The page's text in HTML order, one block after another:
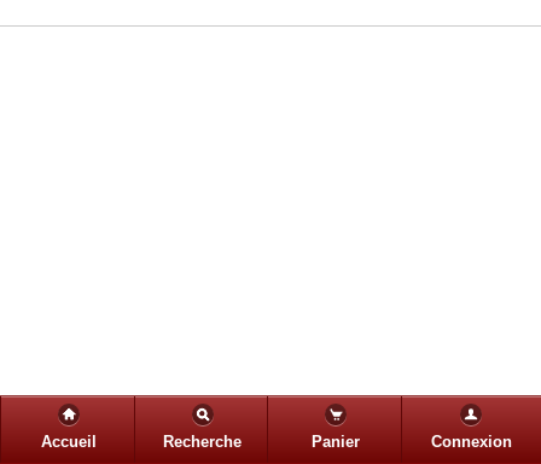
Accueil Recherche Panier Connexion